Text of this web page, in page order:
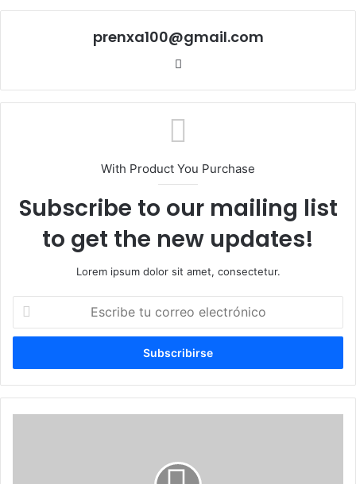
prenxa100@gmail.com
With Product You Purchase
Subscribe to our mailing list
to get the new updates!
Lorem ipsum dolor sit amet, consectetur.
correo